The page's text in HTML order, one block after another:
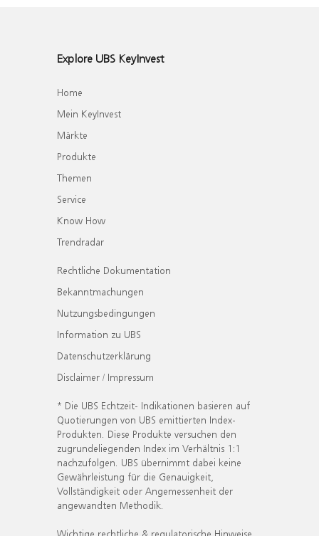
Explore UBS KeyInvest
Home
Mein KeyInvest
Märkte
Produkte
Themen
Service
Know How
Trendradar
Rechtliche Dokumentation
Bekanntmachungen
Nutzungsbedingungen
Information zu UBS
Datenschutzerklärung
Disclaimer / Impressum
* Die UBS Echtzeit- Indikationen basieren auf
Quotierungen von UBS emittierten Index-
Produkten. Diese Produkte versuchen den
zugrundeliegenden Index im Verhältnis 1:1
nachzufolgen. UBS übernimmt dabei keine
Gewährleistung für die Genauigkeit,
Vollständigkeit oder Angemessenheit der
angewandten Methodik.